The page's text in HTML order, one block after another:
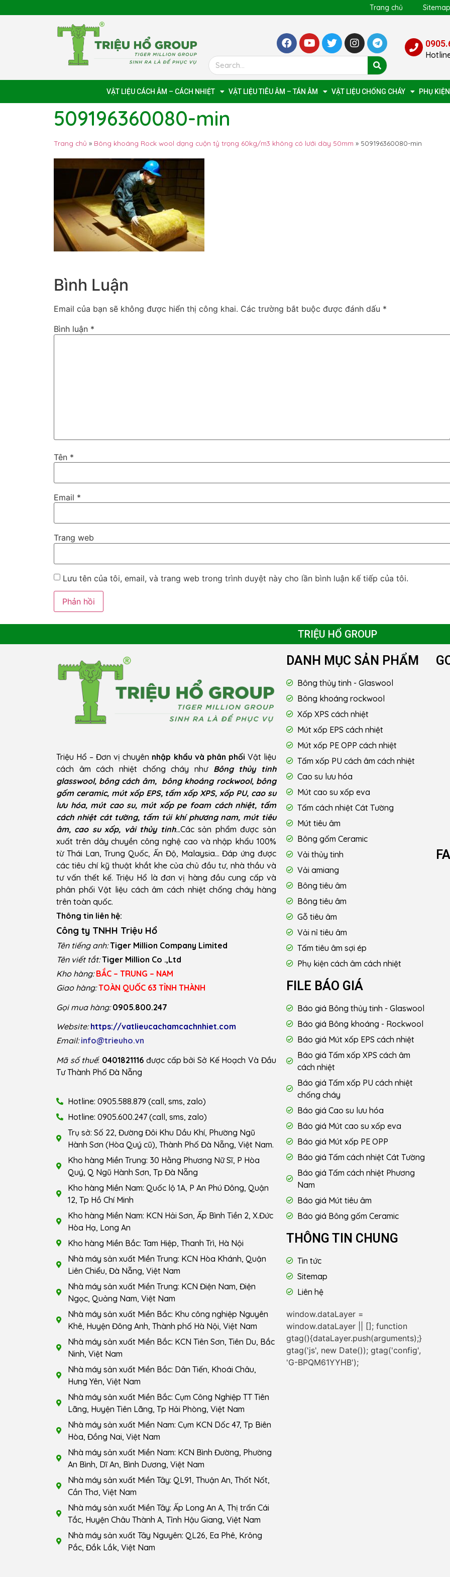
Trang chủ Sitemap
VẬT LIỆU CÁCH ÂM – CÁCH NHIỆT VẬT LIỆU TIÊU ÂM – TÁN ÂM VẬT LIỆU CHỐNG CHÁY PHỤ
509196360080-min
Trang chủ » Bông khoáng Rock wool dạng cuộn tỷ trọng 60kg/m3 không có lưới dày 50mm » 509196360080-min
Bình Luận
Email của bạn sẽ không được hiển thị công khai. Các trường bắt buộc được đánh dấu *
Bình luận *
Tên *
Email *
Trang web
Lưu tên của tôi, email, và trang web trong trình duyệt này cho lần bình luận kế tiếp của tôi.
TRIỆU HỔ GROUP
Triệu Hổ – Đơn vị chuyên nhập khẩu và phân phối Vật liệu
cách âm cách nhiệt chống cháy như Bông thủy tinh
glasswool, bông cách âm, bông khoáng rockwool, bông
gốm ceramic, mút xốp EPS, tấm xốp XPS, xốp PU, cao su
lưu hóa, mút cao su, mút xốp pe foam cách nhiệt, tấm
cách nhiệt cát tường, tấm túi khí phương nam, mút tiêu
âm, cao su xốp, vải thủy tinh...Các sản phẩm được sản
xuất trên dây chuyền công nghệ cao và nhập khẩu 100%
từ Thái Lan, Trung Quốc, Ấn Độ, Malaysia… Đáp ứng được
các tiêu chí kỹ thuật khắt khe của chủ đầu tư, nhà thầu và
tư vấn thết kế. Triệu Hổ là đơn vị hàng đầu cung cấp và
phân phối Vật liệu cách âm cách nhiệt chống cháy hàng
trên toàn quốc.
Thông tin liên hệ:
Công ty TNHH Triệu Hổ
Tên tiếng anh: Tiger Million Company Limited
Tên viết tắt: Tiger Million Co .,Ltd
Kho hàng: BẮC – TRUNG – NAM
Giao hàng: TOÀN QUỐC 63 TỈNH THÀNH
Gọi mua hàng: 0905.800.247
Website: https://vatlieucachamcachnhiet.com
Email: info@trieuho.vn
Mã số thuế: 0401821116 được cấp bởi Sở Kế Hoạch Và Đầu
Tư Thành Phố Đà Nẵng
Hotline: 0905.588.879 (call, sms, zalo)
Hotline: 0905.600.247 (call, sms, zalo)
Trụ sở: Số 22, Đường Đôi Khu Dầu Khí, Phường Ngũ
Hành Sơn (Hòa Quý cũ), Thành Phố Đà Nẵng, Việt Nam.
Kho hàng Miền Trung: 30 Hằng Phương Nữ Sĩ, P Hòa
Quý, Q Ngũ Hành Sơn, Tp Đà Nẵng
Kho hàng Miền Nam: Quốc lộ 1A, P An Phú Đông, Quận
12, Tp Hồ Chí Minh
Kho hàng Miền Nam: KCN Hải Sơn, Ấp Bình Tiền 2, X.Đức
Hòa Hạ, Long An
Kho hàng Miền Bắc: Tam Hiệp, Thanh Trì, Hà Nội
Nhà máy sản xuất Miền Trung: KCN Hòa Khánh, Quận
Liên Chiểu, Đà Nẵng, Việt Nam
Nhà máy sản xuất Miền Trung: KCN Điện Nam, Điện
Ngọc, Quảng Nam, Việt Nam
Nhà máy sản xuất Miền Bắc: Khu công nghiệp Nguyên
Khê, Huyện Đông Anh, Thành phố Hà Nội, Việt Nam
Nhà máy sản xuất Miền Bắc: KCN Tiên Sơn, Tiên Du, Bắc
Ninh, Việt Nam
Nhà máy sản xuất Miền Bắc: Dân Tiến, Khoái Châu,
Hưng Yên, Việt Nam
Nhà máy sản xuất Miền Bắc: Cụm Công Nghiệp TT Tiên
Lãng, Huyện Tiên Lãng, Tp Hải Phòng, Việt Nam
Nhà máy sản xuất Miền Nam: Cụm KCN Dốc 47, Tp Biên
Hòa, Đồng Nai, Việt Nam
Nhà máy sản xuất Miền Nam: KCN Bình Đường, Phường
An Bình, Dĩ An, Bình Dương, Việt Nam
Nhà máy sản xuất Miền Tây: QL91, Thuận An, Thốt Nốt,
Cần Thơ, Việt Nam
Nhà máy sản xuất Miền Tây: Ấp Long An A, Thị trấn Cái
Tắc, Huyện Châu Thành A, Tỉnh Hậu Giang, Việt Nam
Nhà máy sản xuất Tây Nguyên: QL26, Ea Phê, Krông
Pắc, Đắk Lắk, Việt Nam
DANH MỤC SẢN PHẨM
Bông thủy tinh - Glaswool
Bông khoáng rockwool
Xốp XPS cách nhiệt
Mút xốp EPS cách nhiệt
Mút xốp PE OPP cách nhiệt
Tấm xốp PU cách âm cách nhiệt
Cao su lưu hóa
Mút cao su xốp eva
Tấm cách nhiệt Cát Tường
Mút tiêu âm
Bông gốm Ceramic
Vải thủy tinh
Vải amiang
Bông tiêu âm
Bông tiêu âm
Gỗ tiêu âm
Vải nỉ tiêu âm
Tấm tiêu âm sợi ép
Phụ kiện cách âm cách nhiệt
FILE BÁO GIÁ
Báo giá Bông thủy tinh - Glaswool
Báo giá Bông khoáng - Rockwool
Báo giá Mút xốp EPS cách nhiệt
Báo giá Tấm xốp XPS cách âm
cách nhiệt
Báo giá Tấm xốp PU cách nhiệt
chống cháy
Báo giá Cao su lưu hóa
Báo giá Mút cao su xốp eva
Báo giá Mút xốp PE OPP
Báo giá Tấm cách nhiệt Cát Tường
Báo giá Tấm cách nhiệt Phương
Nam
Báo giá Mút tiêu âm
Báo giá Bông gốm Ceramic
THÔNG TIN CHUNG
Tin tức
Sitemap
Liên hệ
window.dataLayer =
window.dataLayer || []; function
gtag(){dataLayer.push(arguments);}
gtag('js', new Date()); gtag('config',
'G-BPQM61YYHB');